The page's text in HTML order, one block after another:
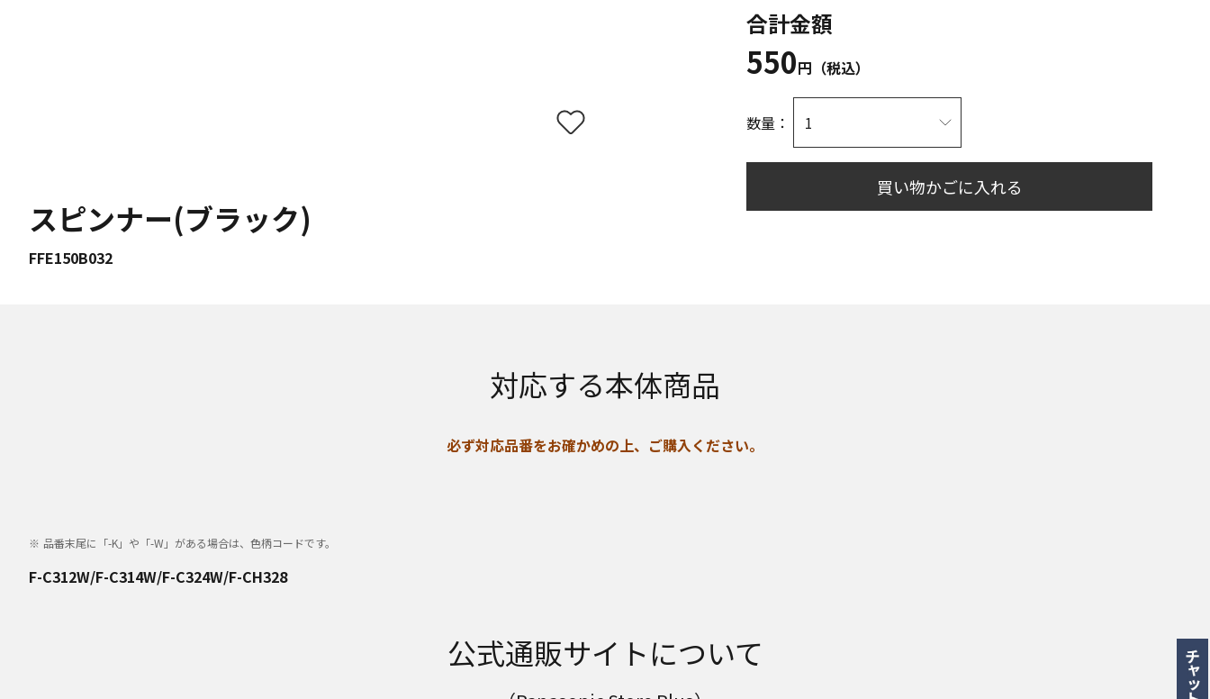
スピンナー(ブラック)
FFE150B032
合計金額
550円（税込）
数量：
買い物かごに入れる
対応する本体商品
必ず対応品番をお確かめの上、ご購入ください。
品番末尾に「-K」や「-W」がある場合は、色柄コードです。
F-C312W/F-C314W/F-C324W/F-CH328
公式通販サイトについて